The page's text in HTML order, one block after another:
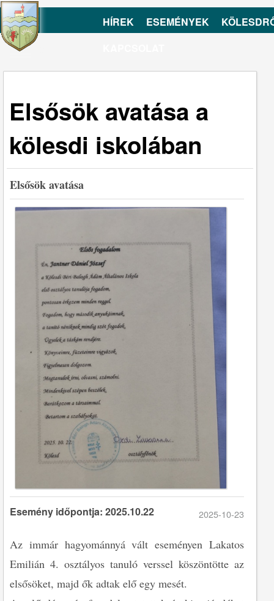
HÍREK ESEMÉNYEK
Elsősök avatása a
kölesdi iskolában
Elsősök avatása
Esemény időpontja: 2025.10.22 2025-10-23
Az immár hagyománnyá vált eseményen Lakatos
Emilián 4. osztályos tanuló verssel köszöntötte az
elsősöket, majd ők adtak elő egy mesét.